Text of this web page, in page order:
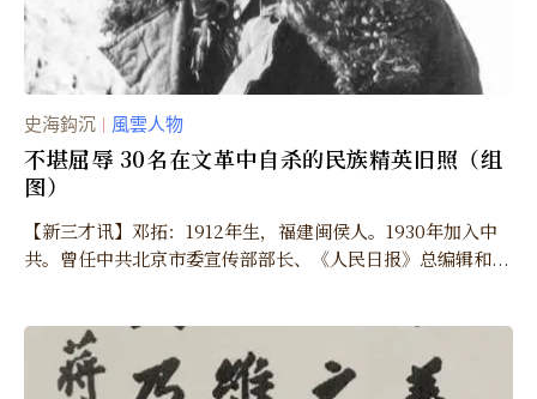
史海鈎沉 ｜ 風雲人物
不堪屈辱 30名在文革中自杀的民族精英旧照（组
图）
【新三才讯】邓拓：1912年生，福建闽侯人。1930年加入中
共。曾任中共北京市委宣传部部长、《人民日报》总编辑和...